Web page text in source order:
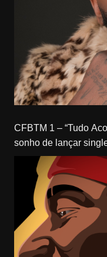
CFBTM 1 – “Tudo Aconteceu”: MC Du Black realiza
sonho de lançar